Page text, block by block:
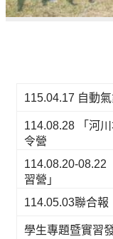
115.04.17 自動
114.08.28 「河
令營
114.08.20-08.22
習營」
114.05.03聯合報
學生專題暨實習